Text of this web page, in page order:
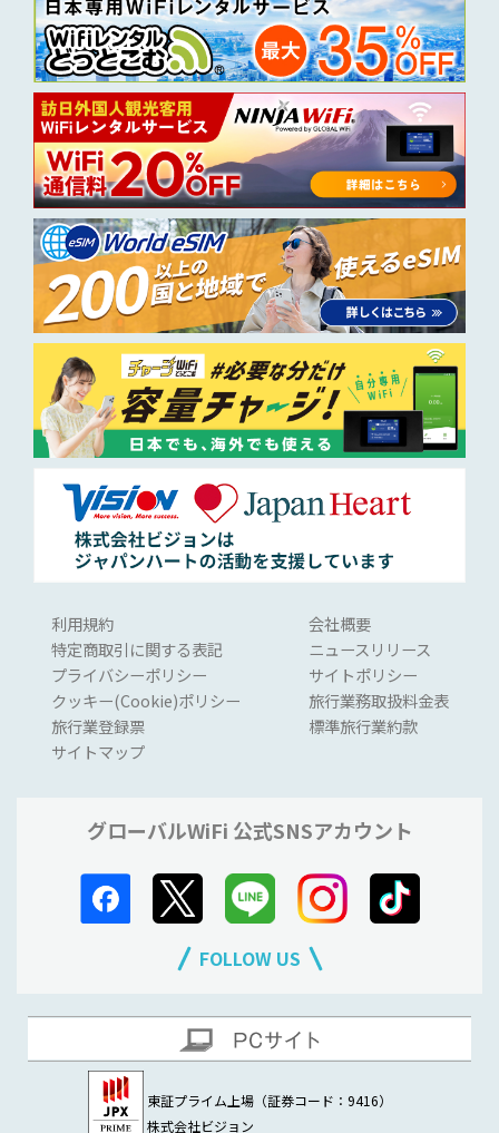
利用規約
特定商取引に関する表記
プライバシーポリシー
クッキー(Cookie)ポリシー
旅行業登録票
サイトマップ
会社概要
ニュースリリース
サイトポリシー
旅行業務取扱料金表
標準旅行業約款
グローバルWiFi 公式SNSアカウント
FOLLOW US
東証プライム上場（証券コード：9416）
株式会社ビジョン